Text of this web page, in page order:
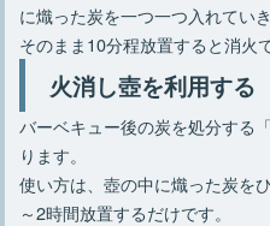
に熾った炭を一つ一つ入れていき
そのまま10分程放置すると消火
火消し壺を利用する
バーベキュー後の炭を処分する
ります。
使い方は、壺の中に熾った炭を
～2時間放置するだけです。